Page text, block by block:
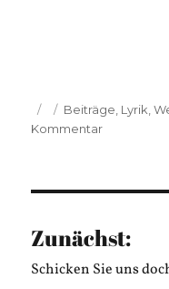
Veröffentlicht
am
Kategorien
Beiträge Lyrik ,
Kommentarzu
über
den
Zunächst:
Schicken Sie uns